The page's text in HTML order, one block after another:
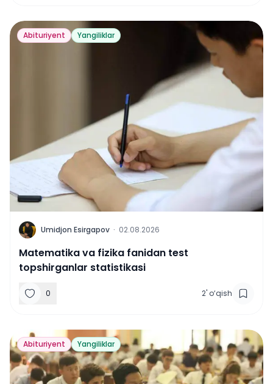
Abituriyent Yangiliklar
U Umidjon Esirgapov · 02.08.2026
Matematika va fizika fanidan test
topshirganlar statistikasi
0 2' o‘qish
Abituriyent Yangiliklar